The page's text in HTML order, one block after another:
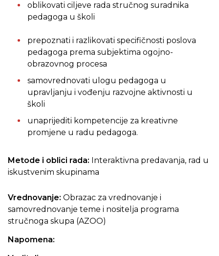
oblikovati ciljeve rada stručnog suradnika
pedagoga u školi
prepoznati i razlikovati specifičnosti poslova
pedagoga prema subjektima ogojno-
obrazovnog procesa
samovrednovati ulogu pedagoga u
upravljanju i vođenju razvojne aktivnosti u
školi
unaprijediti kompetencije za kreativne
promjene u radu pedagoga.
Metode i oblici rada: Interaktivna predavanja, rad u
iskustvenim skupinama
Vrednovanje: Obrazac za vrednovanje i
samovrednovanje teme i nositelja programa
stručnoga skupa (AZOO)
Napomena: